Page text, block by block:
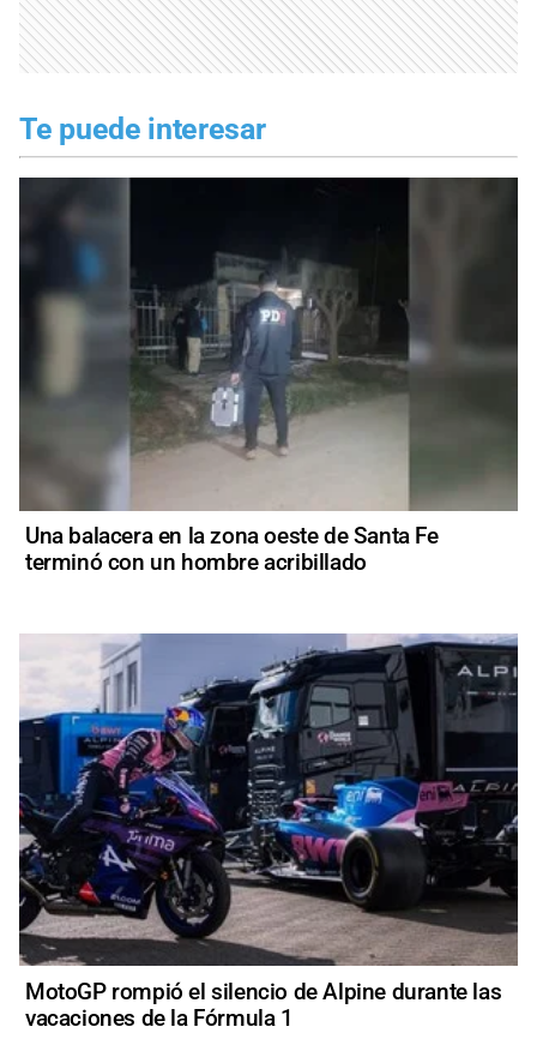
Te puede interesar
Una balacera en la zona oeste de Santa Fe
terminó con un hombre acribillado
MotoGP rompió el silencio de Alpine durante las
vacaciones de la Fórmula 1